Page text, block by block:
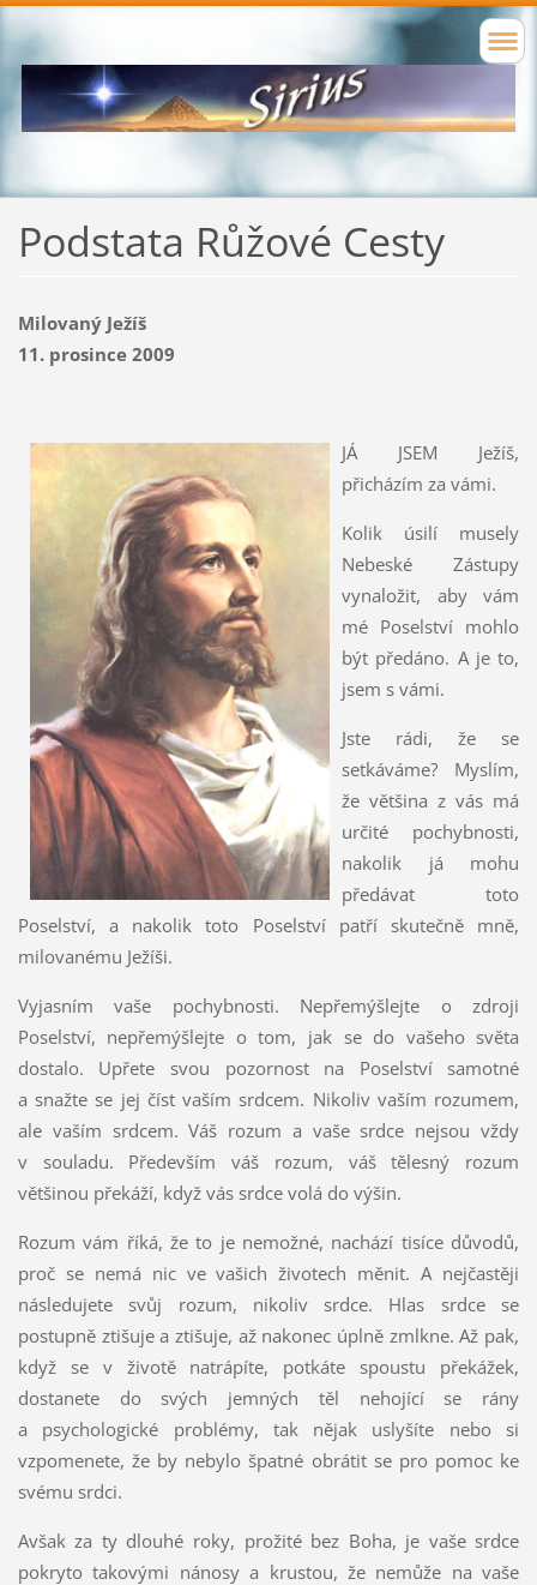
Podstata Růžové Cesty
Milovaný Ježíš
11. prosince 2009
JÁ JSEM Ježíš,
přicházím za vámi.
Kolik úsilí musely
Nebeské Zástupy
vynaložit, aby vám
mé Poselství mohlo
být předáno. A je to,
jsem s vámi.
Jste rádi, že se
setkáváme? Myslím,
že většina z vás má
určité pochybnosti,
nakolik já mohu
předávat toto
Poselství, a nakolik toto Poselství patří skutečně mně,
milovanému Ježíši.
Vyjasním vaše pochybnosti. Nepřemýšlejte o zdroji
Poselství, nepřemýšlejte o tom, jak se do vašeho světa
dostalo. Upřete svou pozornost na Poselství samotné
a snažte se jej číst vaším srdcem. Nikoliv vaším rozumem,
ale vaším srdcem. Váš rozum a vaše srdce nejsou vždy
v souladu. Především váš rozum, váš tělesný rozum
většinou překáží, když vás srdce volá do výšin.
Rozum vám říká, že to je nemožné, nachází tisíce důvodů,
proč se nemá nic ve vašich životech měnit. A nejčastěji
následujete svůj rozum, nikoliv srdce. Hlas srdce se
postupně ztišuje a ztišuje, až nakonec úplně zmlkne. Až pak,
když se v životě natrápíte, potkáte spoustu překážek,
dostanete do svých jemných těl nehojící se rány
a psychologické problémy, tak nějak uslyšíte nebo si
vzpomenete, že by nebylo špatné obrátit se pro pomoc ke
svému srdci.
Avšak za ty dlouhé roky, prožité bez Boha, je vaše srdce
pokryto takovými nánosy a krustou, že nemůže na vaše